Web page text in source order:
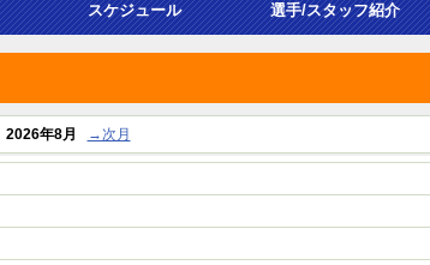
スケジュール 選手/スタッフ紹介
2026年8月 →次月